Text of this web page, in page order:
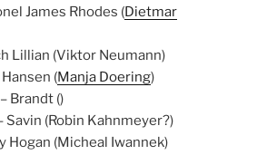
James Rhodes (Dietmar
Lillian (Viktor Neumann)
(Manja Doering)
Brandt ()
Savin (Robin Kahnmeyer?)
Hogan (Micheal Iwannek)